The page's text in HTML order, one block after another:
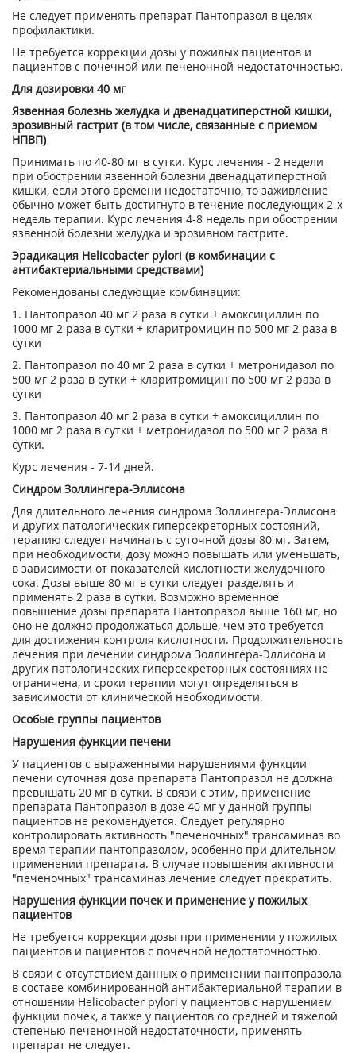
Не следует применять препарат Пантопразол в целях
профилактики.
Не требуется коррекции дозы у пожилых пациентов и
пациентов с почечной или печеночной недостаточностью.
Для дозировки 40 мг
Язвенная болезнь желудка и двенадцатиперстной кишки,
эрозивный гастрит (в том числе, связанные с приемом
НПВП)
Принимать по 40-80 мг в сутки. Курс лечения - 2 недели
при обострении язвенной болезни двенадцатиперстной
кишки, если этого времени недостаточно, то заживление
обычно может быть достигнуто в течение последующих 2-х
недель терапии. Курс лечения 4-8 недель при обострении
язвенной болезни желудка и эрозивном гастрите.
Эрадикация Helicobacter pylori (в комбинации с
антибактериальными средствами)
Рекомендованы следующие комбинации:
1. Пантопразол 40 мг 2 раза в сутки + амоксициллин по
1000 мг 2 раза в сутки + кларитромицин по 500 мг 2 раза в
сутки
2. Пантопразол по 40 мг 2 раза в сутки + метронидазол по
500 мг 2 раза в сутки + кларитромицин по 500 мг 2 раза в
сутки
3. Пантопразол 40 мг 2 раза в сутки + амоксициллин по
1000 мг 2 раза в сутки + метронидазол по 500 мг 2 раза в
сутки.
Курс лечения - 7-14 дней.
Синдром Золлингера-Эллисона
Для длительного лечения синдрома Золлингера-Эллисона
и других патологических гиперсекреторных состояний,
терапию следует начинать с суточной дозы 80 мг. Затем,
при необходимости, дозу можно повышать или уменьшать,
в зависимости от показателей кислотности желудочного
сока. Дозы выше 80 мг в сутки следует разделять и
применять 2 раза в сутки. Возможно временное
повышение дозы препарата Пантопразол выше 160 мг, но
оно не должно продолжаться дольше, чем это требуется
для достижения контроля кислотности. Продолжительность
лечения при лечении синдрома Золлингера-Эллисона и
других патологических гиперсекреторных состояниях не
ограничена, и сроки терапии могут определяться в
зависимости от клинической необходимости.
Особые группы пациентов
Нарушения функции печени
У пациентов с выраженными нарушениями функции
печени суточная доза препарата Пантопразол не должна
превышать 20 мг в сутки. В связи с этим, применение
препарата Пантопразол в дозе 40 мг у данной группы
пациентов не рекомендуется. Следует регулярно
контролировать активность "печеночных" трансаминаз во
время терапии пантопразолом, особенно при длительном
применении препарата. В случае повышения активности
"печеночных" трансаминаз лечение следует прекратить.
Нарушения функции почек и применение у пожилых
пациентов
Не требуется коррекции дозы при применении у пожилых
пациентов и пациентов с почечной недостаточностью.
В связи с отсутствием данных о применении пантопразола
в составе комбинированной антибактериальной терапии в
отношении Helicobacter pylori у пациентов с нарушением
функции почек, а также у пациентов со средней и тяжелой
степенью печеночной недостаточности, применять
препарат не следует.